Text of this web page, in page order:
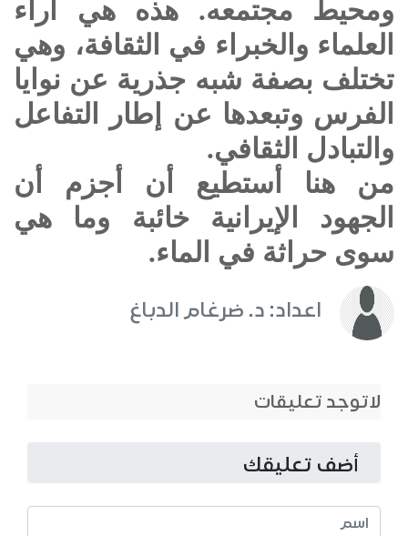
ومحيط مجتمعه. هذه هي أراء
العلماء والخبراء في الثقافة، وهي
تختلف بصفة شبه جذرية عن نوايا
الفرس وتبعدها عن إطار التفاعل
والتبادل الثقافي.
من هنا أستطيع أن أجزم أن
الجهود الإيرانية خائبة وما هي
سوى حراثة في الماء.
اعداد: د. ضرغام الدباغ
لاتوجد تعليقات
أضف تعليقك